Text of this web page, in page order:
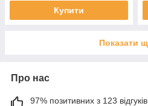
Купити
Показати
Про нас
97% позитивних з 123 відгуків